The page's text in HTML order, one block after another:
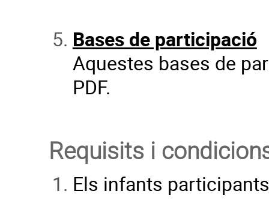
Bases de participació
Aquestes bases de
PDF.
Requisits i
Els infants